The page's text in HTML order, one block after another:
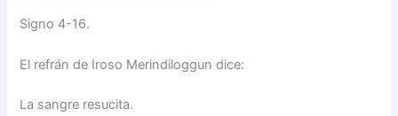
Signo 4-16.
El refrán de Iroso Merindiloggun dice:
La sangre resucita.